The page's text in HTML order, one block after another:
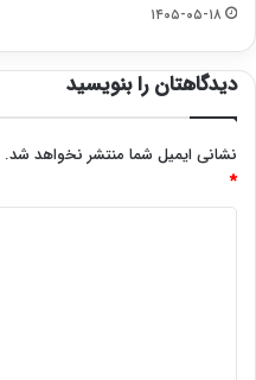
۱۴۰۵-۰۵-۱۸
دیدگاهتان را بنویسید
نشانی ایمیل شما منتشر نخواهد شد.
*